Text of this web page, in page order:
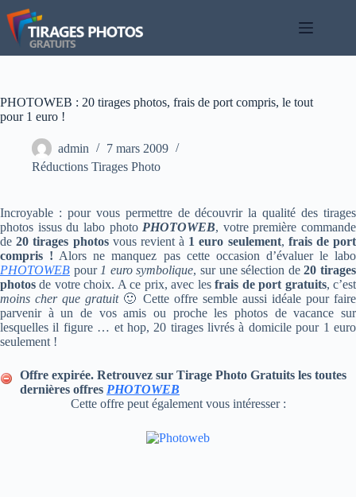
Passer
au
contenu
PHOTOWEB : 20 tirages photos, frais de port compris, le tout
pour 1 euro !
admin
7 mars 2009
Réductions Tirages Photo
Incroyable : pour vous permettre de découvrir la qualité des tirages
photos issus du labo photo PHOTOWEB, votre première commande
de20 tirages photosvous revient à 1 euro seulement, frais de port
compris ! Alors ne manquez pas cette occasion d’évaluer le labo
PHOTOWEB pour 1 euro symbolique, sur une sélection de20 tirages
photos de votre choix. A ce prix, avec lesfrais de port gratuits, c’est
moins cher que gratuit🙂 Cette offre semble aussi idéale pour faire
parvenir à un de vos amis ou proche les photos de vacance sur
lesquelles il figure … et hop, 20 tirages livrés à domicile pour 1 euro
seulement !
Offre expirée. Retrouvez sur Tirage Photo Gratuits les toutes
dernières offres PHOTOWEB
Cette offre peut également vous intéresser :